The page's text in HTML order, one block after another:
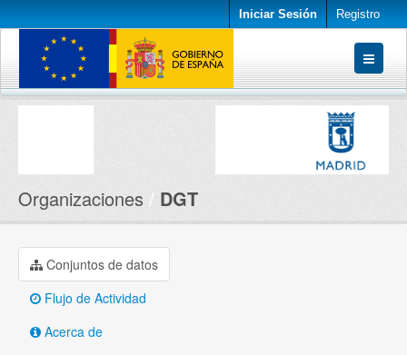
Iniciar Sesión Registro
Conjuntos de datos
Organizaciones DGT
Conjuntos de datos
Flujo de Actividad
Acerca de